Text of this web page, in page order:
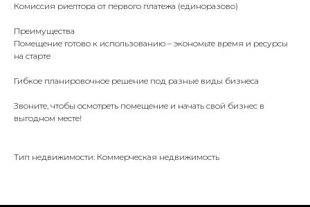
Комиссия риелтора от первого платежа (единоразово)
Преимущества
Помещение готово к использованию – экономьте время и ресурсы
на старте
Гибкое планировочное решение под разные виды бизнеса
Звоните, чтобы осмотреть помещение и начать свой бизнес в
выгодном месте!
Тип недвижимости: Коммерческая недвижимость